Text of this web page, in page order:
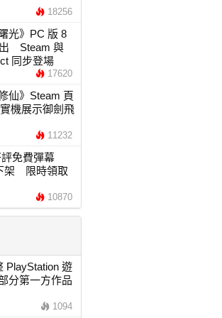
18256
光》PC 版 8
出 Steam 與
同步登場
17620
仙》Steam 頁
機展示御劍飛
11232
免費彈幕
架 限時領取
10870
PlayStation 遊
分第一方作品
1094